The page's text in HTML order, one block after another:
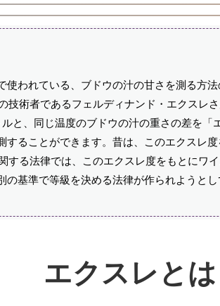
使われている、ブドウの汁の甘さを測る方
技術者であるフェルディナンド・エクスレ
と、同じ温度のブドウの汁の重さの差を「
ることができます。昔は、このエクスレ
する法律では、このエクスレ度をもとにワ
基準で等級を決める法律が作られようとし
エクスレとは